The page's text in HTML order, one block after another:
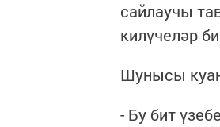
сайлаучы
килүчеләр
Шунысы
- Бу бит